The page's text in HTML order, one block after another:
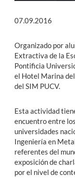
07.09.2016
Organizado por
Extractiva de la
Pontificia
el Hotel Marina
del SIM PUCV.
Esta actividad
encuentro entre
universidades
Ingeniería en
referentes del
exposición de
por el nivel de